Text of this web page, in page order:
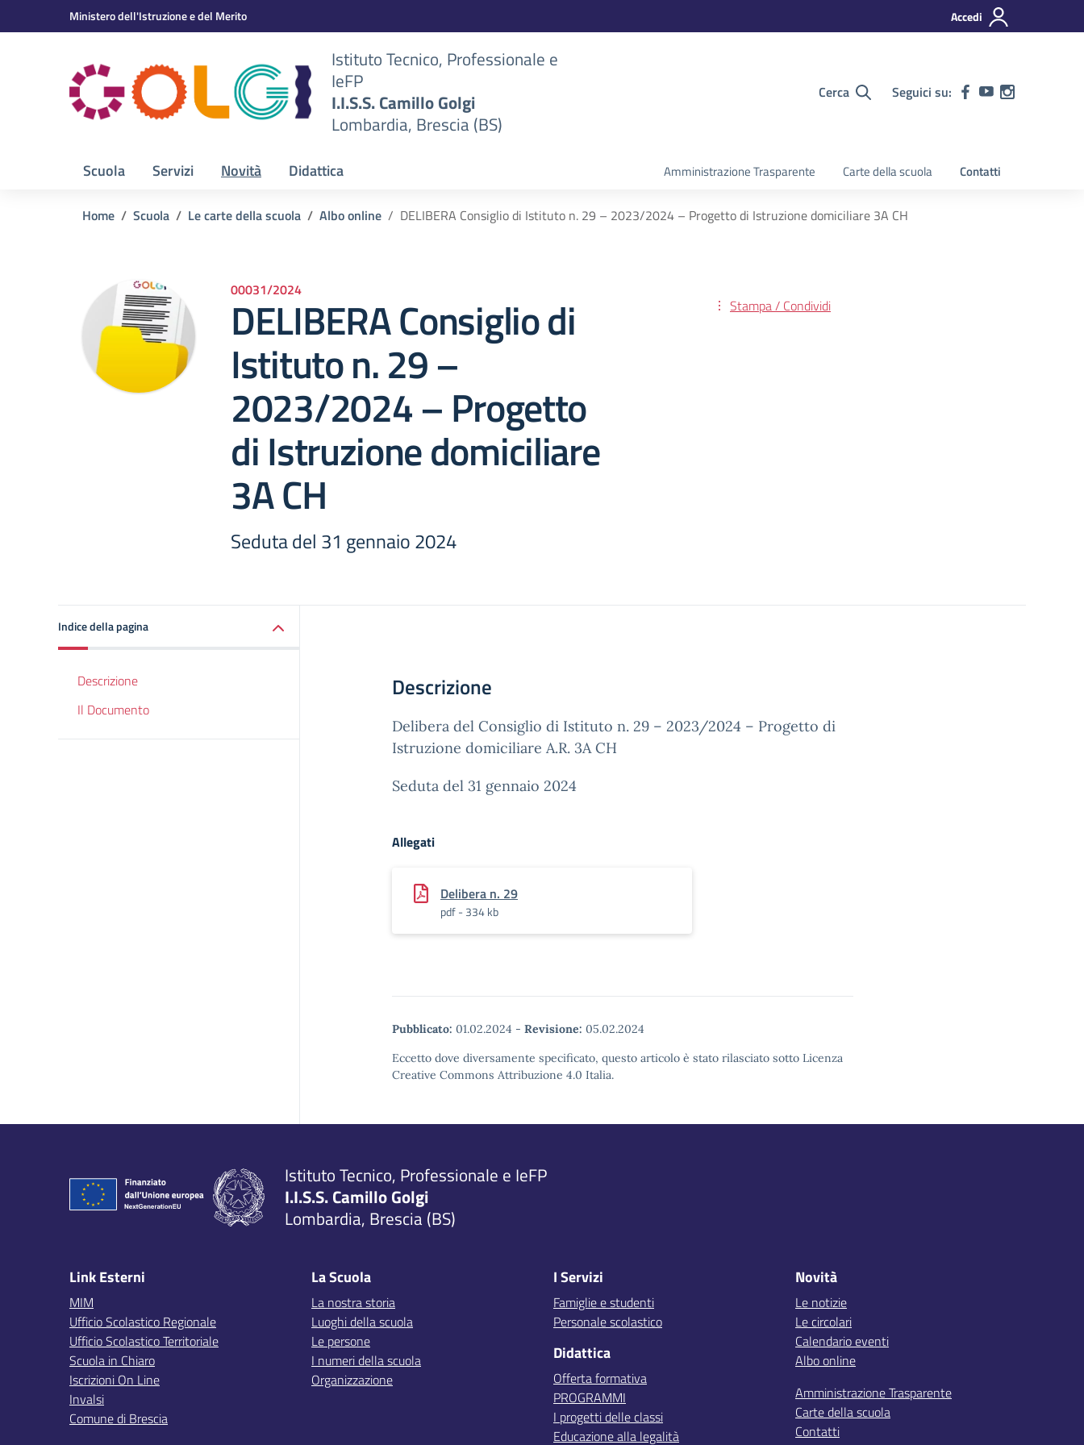
Vai ai contenuti
Vai al menu di navigazioneMinistero dell'Istruzione e del Merito Accedi
Istituto Tecnico, Professionale e
IeFP
I.I.S.S. Camillo Golgi
Lombardia, Brescia (BS)
Cerca Seguici su:
Scuola Servizi Novità Didattica Amministrazione Trasparente Carte della scuola Contatti
Home Scuola Le carte della scuola Albo online DELIBERA Consiglio di Istituto n. 29 – 2023/2024 – Progetto di Istruzione domiciliare 3A CH
00031/2024
DELIBERA Consiglio di
Istituto n. 29 –
2023/2024 – Progetto
di Istruzione domiciliare
3A CH
Seduta del 31 gennaio 2024
Stampa / Condividi
Indice della pagina
Descrizione
Il Documento
Descrizione
Delibera del Consiglio di Istituto n. 29 – 2023/2024 – Progetto di
Istruzione domiciliare A.R. 3A CH
Seduta del 31 gennaio 2024
Allegati
Delibera n. 29
pdf - 334 kb
Pubblicato: 01.02.2024 - Revisione: 05.02.2024
Eccetto dove diversamente specificato, questo articolo è stato rilasciato sotto Licenza
Creative Commons Attribuzione 4.0 Italia.
Istituto Tecnico, Professionale e IeFP
I.I.S.S. Camillo Golgi
Lombardia, Brescia (BS)
Link Esterni
MIM
Ufficio Scolastico Regionale
Ufficio Scolastico Territoriale
Scuola in Chiaro
Iscrizioni On Line
Invalsi
Comune di Brescia
La Scuola
La nostra storia
Luoghi della scuola
Le persone
I numeri della scuola
Organizzazione
I Servizi
Famiglie e studenti
Personale scolastico
Didattica
Offerta formativa
PROGRAMMI
I progetti delle classi
Educazione alla legalità
Novità
Le notizie
Le circolari
Calendario eventi
Albo online
Amministrazione Trasparente
Carte della scuola
Contatti